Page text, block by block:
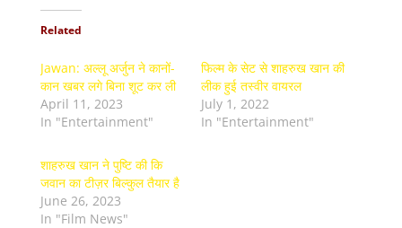
Related
Jawan: अल्लू अर्जुन ने कानों-
कान खबर लगे बिना शूट कर ली
April 11, 2023
In "Entertainment"
फिल्म के सेट से शाहरुख खान की
लीक हुई तस्वीर वायरल
July 1, 2022
In "Entertainment"
शाहरुख खान ने पुष्टि की कि
जवान का टीज़र बिल्कुल तैयार है
June 26, 2023
In "Film News"